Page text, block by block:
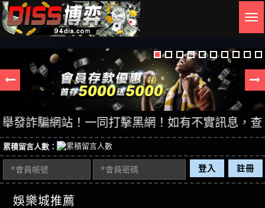
騙網站！一同打擊黑網！如有不實訊息，查證後
累積留言人數：
登入 註冊
娛樂城推薦